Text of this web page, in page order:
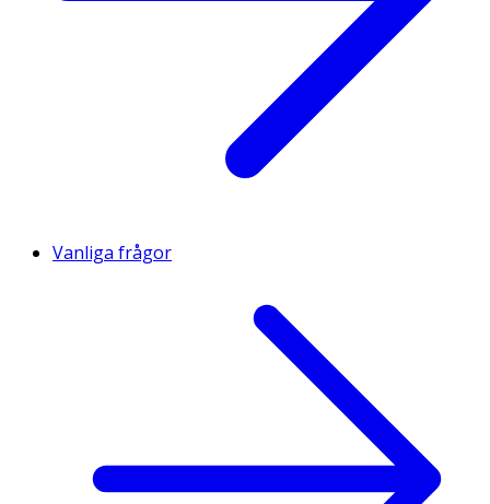
Vanliga frågor